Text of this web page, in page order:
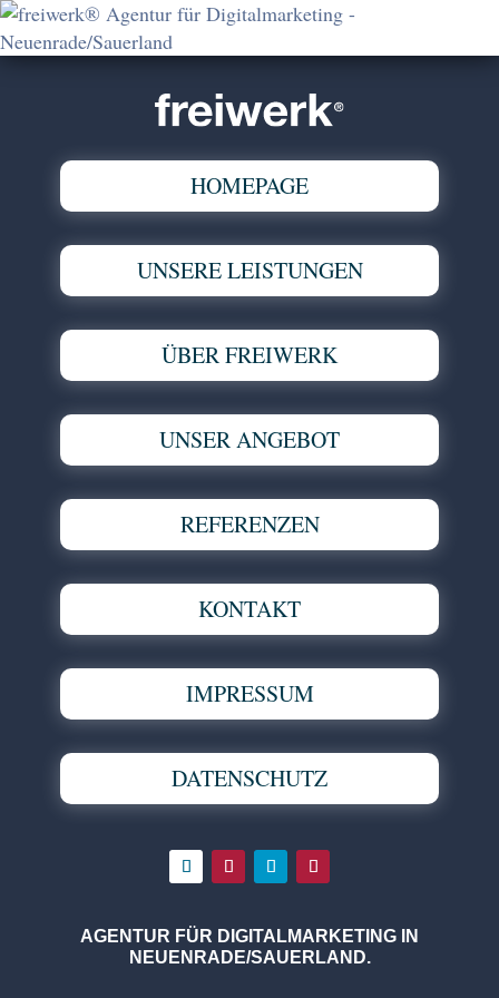
HOMEPAGE
UNSERE LEISTUNGEN
ÜBER FREIWERK
UNSER ANGEBOT
REFERENZEN
KONTAKT
IMPRESSUM
DATENSCHUTZ
AGENTUR FÜR DIGITALMARKETING IN
NEUENRADE/SAUERLAND.